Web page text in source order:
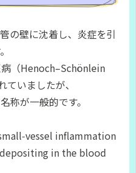
の壁に沈着し、炎症を引
（Henoch–Schönlein
いましたが、
称が一般的です。
inflammation
in the blood